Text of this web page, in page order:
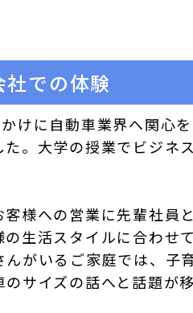
での体験
けに自動車業界へ関心
。大学の授業でビジネ
様への営業に先輩社員
生活スタイルに合わせ
がいるご家庭では、
サイズの話へと話題が